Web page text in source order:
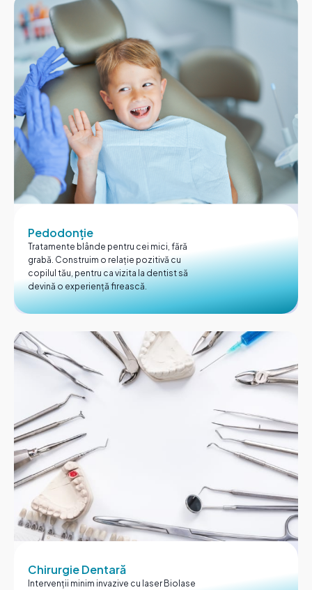
Pedodonție
Tratamente blânde pentru cei mici, fără
grabă. Construim o relație pozitivă cu
copilul tău, pentru ca vizita la dentist să
devină o experiență firească.
Chirurgie Dentară
Intervenții minim invazive cu laser Biolase